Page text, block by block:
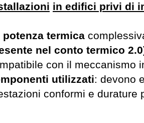
in edifici privi di
potenza termica
nel conto termico
con il meccanismo
utilizzati: devono
conformi e durature